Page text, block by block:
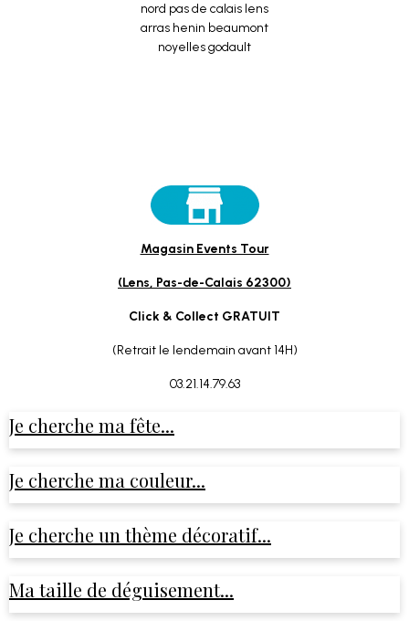
Magasin Events Tour
(Lens, Pas-de-Calais 62300)
Click & Collect GRATUIT
(Retrait le lendemain avant 14H)
03.21.14.79.63
Je cherche ma fête...
Je cherche ma couleur...
Je cherche un thème décoratif...
Ma taille de déguisement...